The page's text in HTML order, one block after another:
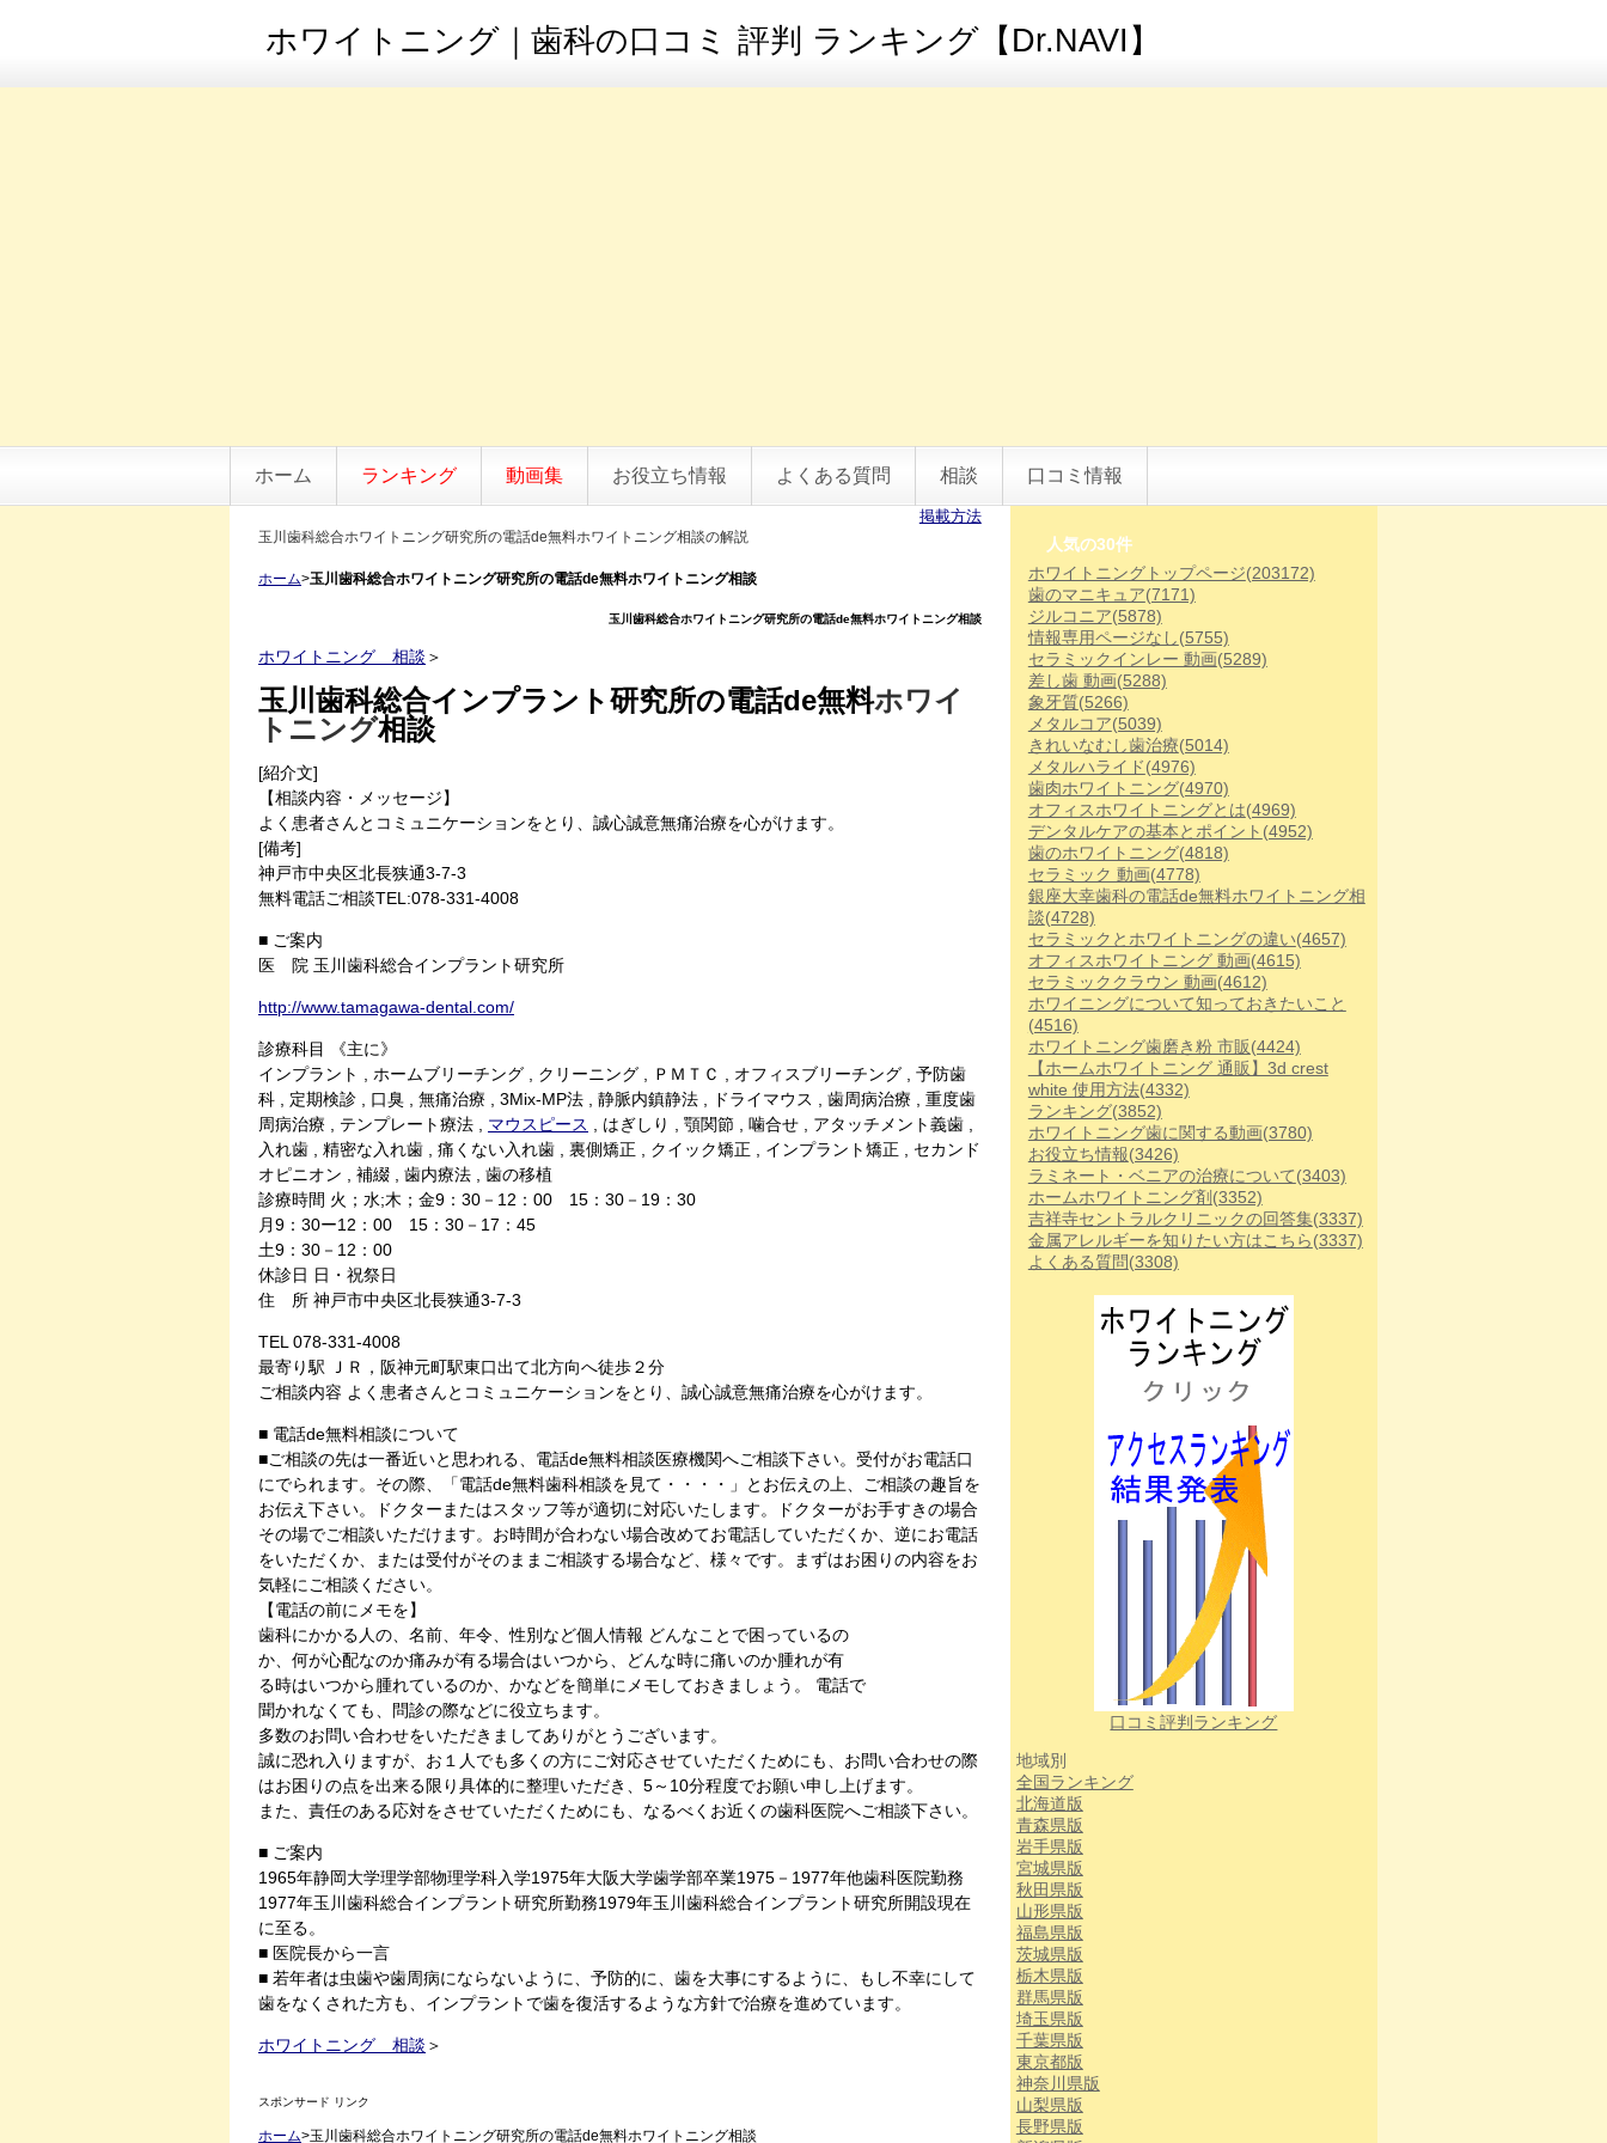
ホワイトニング｜歯科の口コミ 評判 ランキング【Dr.NAVI】
ホーム ランキング 動画集 お役立ち情報 よくある質問 相談 口コミ情報
掲載方法
玉川歯科総合ホワイトニング研究所の電話de無料ホワイトニング相談の解説
ホーム>玉川歯科総合ホワイトニング研究所の電話de無料ホワイトニング相談
玉川歯科総合ホワイトニング研究所の電話de無料ホワイトニング相談
ホワイトニング 相談 ＞
玉川歯科総合インプラント研究所の電話de無料ホワイ
トニング相談
[紹介文]
【相談内容・メッセージ】
よく患者さんとコミュニケーションをとり、誠心誠意無痛治療を心がけます。
[備考]
神戸市中央区北長狭通3-7-3
無料電話ご相談TEL:078-331-4008
■ ご案内
医 院 玉川歯科総合インプラント研究所
http://www.tamagawa-dental.com/
診療科目 《主に》
インプラント , ホームブリーチング , クリーニング , ＰＭＴＣ , オフィスブリーチング , 予防歯
科 , 定期検診 , 口臭 , 無痛治療 , 3Mix-MP法 , 静脈内鎮静法 , ドライマウス , 歯周病治療 , 重度歯
周病治療 , テンプレート療法 , マウスピース
, はぎしり , 顎関節 , 噛合せ , アタッチメント義歯 ,
入れ歯 , 精密な入れ歯 , 痛くない入れ歯 , 裏側矯正 , クイック矯正 , インプラント矯正 , セカンド
オピニオン , 補綴 , 歯内療法 , 歯の移植
診療時間 火；水;木；金9：30－12：00 15：30－19：30
月9：30ー12：00 15：30－17：45
土9：30－12：00
休診日 日・祝祭日
住 所 神戸市中央区北長狭通3-7-3
TEL 078-331-4008
最寄り駅 ＪＲ，阪神元町駅東口出て北方向へ徒歩２分
ご相談内容 よく患者さんとコミュニケーションをとり、誠心誠意無痛治療を心がけます。
■ 電話de無料相談について
■ご相談の先は一番近いと思われる、電話de無料相談医療機関へご相談下さい。受付がお電話口
にでられます。その際、「電話de無料歯科相談を見て・・・・」とお伝えの上、ご相談の趣旨を
お伝え下さい。ドクターまたはスタッフ等が適切に対応いたします。ドクターがお手すきの場合
その場でご相談いただけます。お時間が合わない場合改めてお電話していただくか、逆にお電話
をいただくか、または受付がそのままご相談する場合など、様々です。まずはお困りの内容をお
気軽にご相談ください。
【電話の前にメモを】
歯科にかかる人の、名前、年令、性別など個人情報 どんなことで困っているの
か、何が心配なのか痛みが有る場合はいつから、どんな時に痛いのか腫れが有
る時はいつから腫れているのか、かなどを簡単にメモしておきましょう。 電話で
聞かれなくても、問診の際などに役立ちます。
多数のお問い合わせをいただきましてありがとうございます。
誠に恐れ入りますが、お１人でも多くの方にご対応させていただくためにも、お問い合わせの際
はお困りの点を出来る限り具体的に整理いただき、5～10分程度でお願い申し上げます。
また、責任のある応対をさせていただくためにも、なるべくお近くの歯科医院へご相談下さい。
■ ご案内
1965年静岡大学理学部物理学科入学1975年大阪大学歯学部卒業1975－1977年他歯科医院勤務
1977年玉川歯科総合インプラント研究所勤務1979年玉川歯科総合インプラント研究所開設現在
に至る。
■ 医院長から一言
■ 若年者は虫歯や歯周病にならないように、予防的に、歯を大事にするように、もし不幸にして
歯をなくされた方も、インプラントで歯を復活するような方針で治療を進めています。
ホワイトニング 相談 ＞
スポンサード リンク
ホーム>玉川歯科総合ホワイトニング研究所の電話de無料ホワイトニング相談
人気の30件
ホワイトニングトップページ(203172)
歯のマニキュア(7171)
ジルコニア(5878)
情報専用ページなし(5755)
セラミックインレー 動画(5289)
差し歯 動画(5288)
象牙質(5266)
メタルコア(5039)
きれいなむし歯治療(5014)
メタルハライド(4976)
歯肉ホワイトニング(4970)
オフィスホワイトニングとは(4969)
デンタルケアの基本とポイント (4952)
歯のホワイトニング(4818)
セラミック 動画(4778)
銀座大幸歯科の電話de無料ホワイトニング相
談(4728)
セラミックとホワイトニングの違い(4657)
オフィスホワイトニング 動画(4615)
セラミッククラウン 動画(4612)
ホワイニングについて知っておきたいこと
(4516)
ホワイトニング歯磨き粉 市販(4424)
【ホームホワイトニング 通販】3d crest
white 使用方法(4332)
ランキング(3852)
ホワイトニング歯に関する動画(3780)
お役立ち情報(3426)
ラミネート・ベニアの治療について(3403)
ホームホワイトニング剤 (3352)
吉祥寺セントラルクリニックの回答集(3337)
金属アレルギーを知りたい方はこちら(3337)
よくある質問(3308)
口コミ評判ランキング
地域別
全国ランキング
北海道版
青森県版
岩手県版
宮城県版
秋田県版
山形県版
福島県版
茨城県版
栃木県版
群馬県版
埼玉県版
千葉県版
東京都版
神奈川県版
山梨県版
長野県版